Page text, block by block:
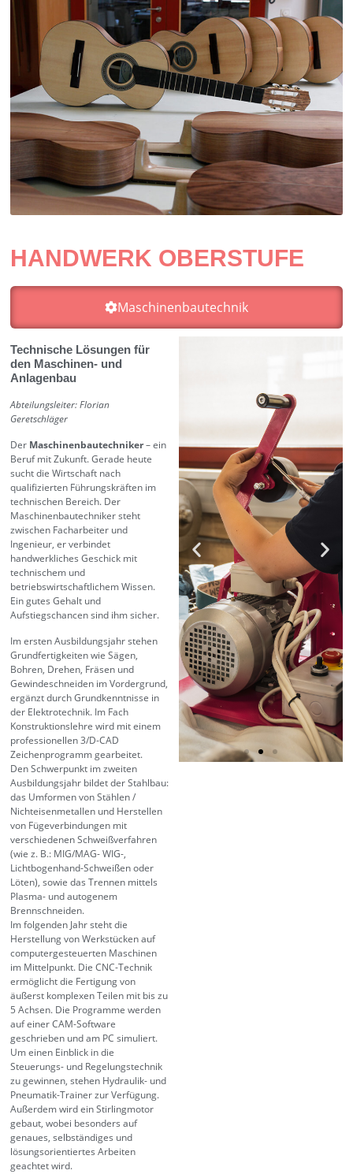
HANDWERK OBERSTUFE
Maschinenbautechnik
Technische Lösungen für
den Maschinen- und
Anlagenbau
Abteilungsleiter: Florian
Geretschläger
Der Maschinenbautechniker– ein
Beruf mit Zukunft. Gerade heute
sucht die Wirtschaft nach
qualifizierten Führungskräften im
technischen Bereich. Der
Maschinenbautechniker steht
zwischen Facharbeiter und
Ingenieur, er verbindet
handwerkliches Geschick mit
technischem und
betriebswirtschaftlichem Wissen.
Ein gutes Gehalt und
Aufstiegschancen sind ihm sicher.
Im ersten Ausbildungsjahr stehen
Grundfertigkeiten wie Sägen,
Bohren, Drehen, Fräsen und
Gewindeschneiden im Vordergrund,
ergänzt durch Grundkenntnisse in
der Elektrotechnik. Im Fach
Konstruktionslehre wird mit einem
professionellen 3/D-CAD
Zeichenprogramm gearbeitet.
Den Schwerpunkt im zweiten
Ausbildungsjahr bildet der Stahlbau:
das Umformen von Stählen /
Nichteisenmetallen und Herstellen
von Fügeverbindungen mit
verschiedenen Schweißverfahren
(wie z. B.: MIG/MAG- WIG-,
Lichtbogenhand-Schweißen oder
Löten), sowie das Trennen mittels
Plasma- und autogenem
Brennschneiden.
Im folgenden Jahr steht die
Herstellung von Werkstücken auf
computergesteuerten Maschinen
im Mittelpunkt. Die CNC-Technik
ermöglicht die Fertigung von
äußerst komplexen Teilen mit bis zu
5 Achsen. Die Programme werden
auf einer CAM-Software
geschrieben und am PC simuliert.
Um einen Einblick in die
Steuerungs- und Regelungstechnik
zu gewinnen, stehen Hydraulik- und
Pneumatik-Trainer zur Verfügung.
Außerdem wird ein Stirlingmotor
gebaut, wobei besonders auf
genaues, selbständiges und
lösungsorientiertes Arbeiten
geachtet wird.